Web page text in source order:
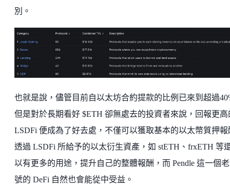
別。
也就是說，儘管目前自以太坊合約提款的比例已來到超過
但是對於長期看好 $ETH 卻無處去的投資者來說，回報更高
LSDFi 便成為了好去處，不僅可以獲取基本的以太幣質押報
透過 LSDFi 所給予的以太衍生資產，如 stETH、frxETH 等
以有更多的用途，提升自己的整體報酬，而 Pendle 這一個
號的 DeFi 自然也會能從中受益。